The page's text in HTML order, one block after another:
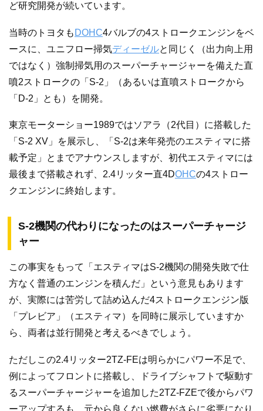
ど研究開発が続いています。
当時のトヨタも DOHC4バルブの4ストロークエンジンをベ
ースに、ユニフロー掃気ディーゼルと同じく（出力向上用
ではなく）強制掃気用のスーパーチャージャーを備えた直
噴2ストロークの「S-2」（あるいは直噴ストロークから
「D-2」とも）を開発。
東京モーターショー1989ではソアラ（2代目）に搭載した
「S-2 XV」を展示し、「S-2は来年発売のエスティマに搭
載予定」とまでアナウンスしますが、初代エスティマには
最後まで搭載されず、2.4リッター直4DOHCの4ストロー
クエンジンに終始します。
S-2機関の代わりになったのはスーパーチャージ
ャー
この事実をもって「エスティマはS-2機関の開発失敗で仕
方なく普通のエンジンを積んだ」という意見もあります
が、実際には苦労して詰め込んだ4ストロークエンジン版
「プレビア」（エスティマ）を同時に展示していますか
ら、両者は並行開発と考えるべきでしょう。
ただしこの2.4リッター2TZ-FEは明らかにパワー不足で、
例によってフロントに搭載し、ドライブシャフトで駆動す
るスーパーチャージャーを追加した2TZ-FZEで後からパワ
ーアップするも、元から良くない燃費がさらに劣悪になり